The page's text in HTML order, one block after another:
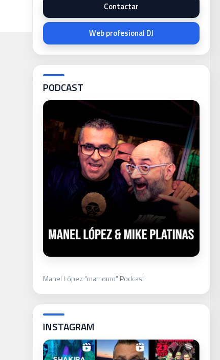
Contactar
Web profesional DJ
PODCAST
Manel López "mamomo" Podcast
INSTAGRAM